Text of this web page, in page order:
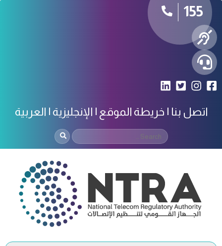
155
اتصل بنا خريطة الموقع الإنجليزية العربية